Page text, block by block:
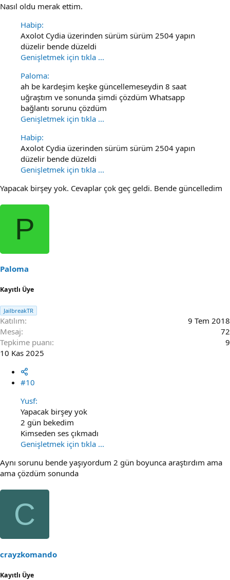
Nasıl oldu merak ettim.
Habip:
Axolot Cydia üzerinden sürüm sürüm 2504 yapın
düzelir bende düzeldi
Genişletmek için tıkla ...
Paloma:
ah be kardeşim keşke güncellemeseydin 8 saat
uğraştım ve sonunda şimdi çözdüm Whatsapp
bağlantı sorunu çözdüm
Genişletmek için tıkla ...
Habip:
Axolot Cydia üzerinden sürüm sürüm 2504 yapın
düzelir bende düzeldi
Genişletmek için tıkla ...
Yapacak birşey yok. Cevaplar çok geç geldi. Bende güncelledim
P
Paloma
Kayıtlı Üye
JailbreakTR
Katılım
9 Tem 2018
Mesaj
72
Tepkime puanı
9
10 Kas 2025
#10
Yusf:
Yapacak birşey yok
2 gün bekedim
Kimseden ses çıkmadı
Genişletmek için tıkla ...
Aynı sorunu bende yaşıyordum 2 gün boyunca araştırdım ama
ama çözdüm sonunda
C
crayzkomando
Kayıtlı Üye